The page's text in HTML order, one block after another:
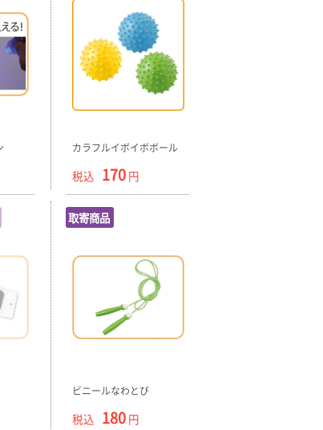
カラフルイボイボボール
税込 170 円
取寄商品
ビニールなわとび
税込 180 円